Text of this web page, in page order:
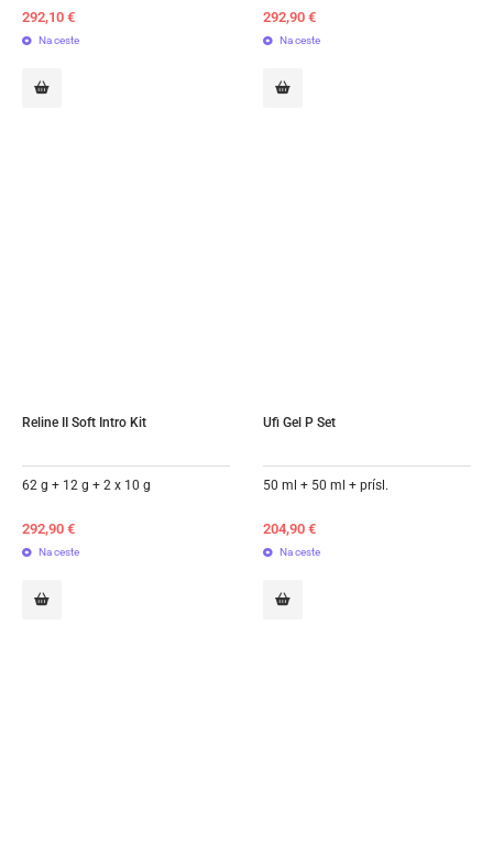
292,10 €
Na ceste
292,90 €
Na ceste
Reline II Soft Intro Kit
62 g + 12 g + 2 x 10 g
292,90 €
Na ceste
Ufi Gel P Set
50 ml + 50 ml + prísl.
204,90 €
Na ceste